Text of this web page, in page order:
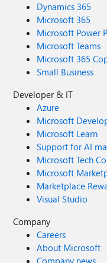
Dynamics 365
Microsoft 365
Microsoft Power
Microsoft Teams
Microsoft 365
Small Business
Developer & IT
Azure
Microsoft
Microsoft Learn
Support for AI
Microsoft Tech
Microsoft
Marketplace
Visual Studio
Company
Careers
About Microsoft
Company news